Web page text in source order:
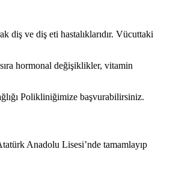
diş ve diş eti hastalıklarıdır. Vücuttaki
hormonal değişiklikler, vitamin
Polikliniğimize başvurabilirsiniz.
Anadolu Lisesi’nde tamamlayıp